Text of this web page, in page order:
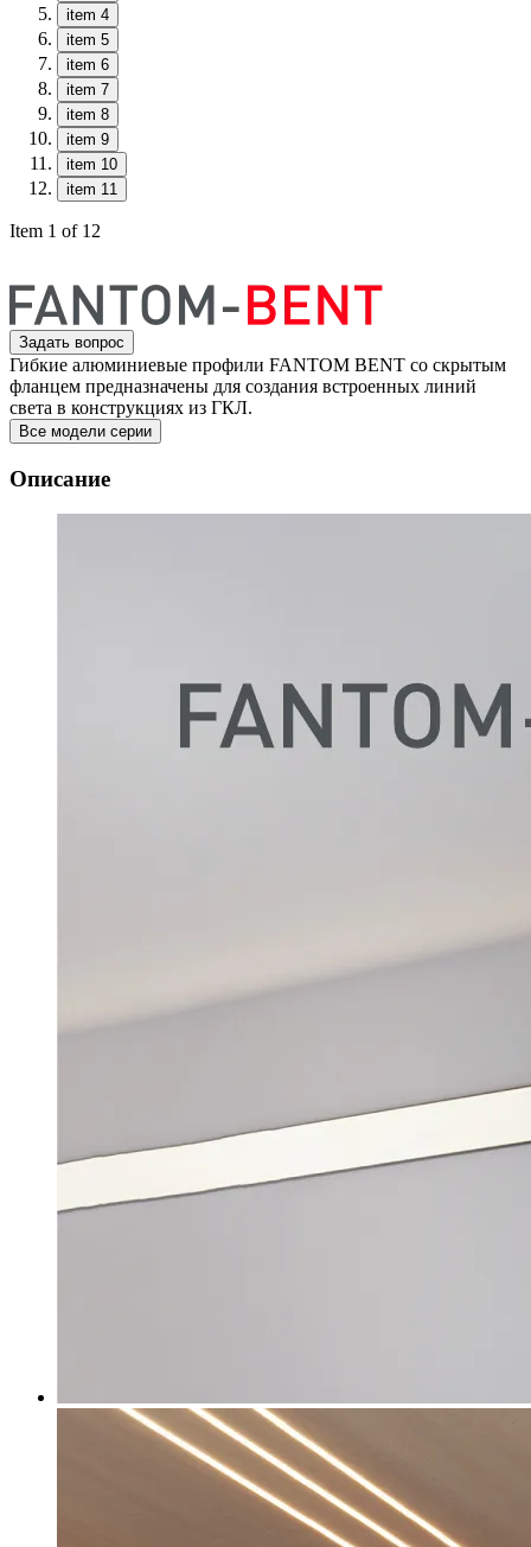
item 4
item 5
item 6
item 7
item 8
item 9
item 10
item 11
Item 1 of 12
Задать вопрос
Гибкие алюминиевые профили FANTOM BENT со скрытым
фланцем предназначены для создания встроенных линий
света в конструкциях из ГКЛ.
Все модели серии
Описание